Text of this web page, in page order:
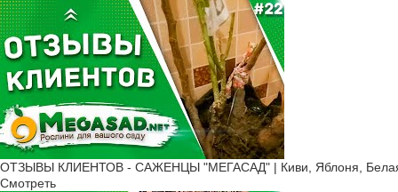
ОТЗЫВЫ КЛИЕНТОВ - САЖЕНЦЫ "МЕГАСАД" | Киви, Яблоня, Белая
Смотреть